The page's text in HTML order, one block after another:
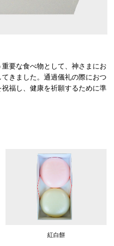
要な食べ物として、神さまにお
きました。通過儀礼の際におつ
福し、健康を祈願するために準
紅白餅